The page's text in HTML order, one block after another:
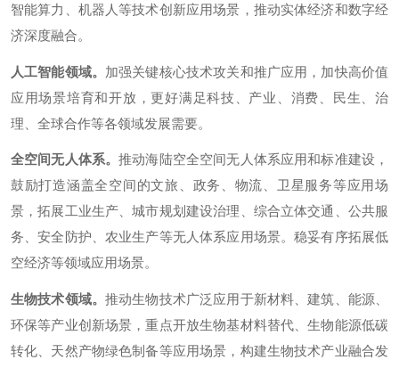
智能算力、机器人等技术创新应用场景，推动实体经济和数字经
济深度融合。
人工智能领域。 加强关键核心技术攻关和推广应用，加快高价值
应用场景培育和开放，更好满足科技、产业、消费、民生、治
理、全球合作等各领域发展需要。
全空间无人体系。推动海陆空全空间无人体系应用和标准建设，
鼓励打造涵盖全空间的文旅、政务、物流、卫星服务等应用场
景，拓展工业生产、城市规划建设治理、综合立体交通、公共服
务、安全防护、农业生产等无人体系应用场景。稳妥有序拓展低
空经济等领域应用场景。
生物技术领域。推动生物技术广泛应用于新材料、建筑、能源、
环保等产业创新场景，重点开放生物基材料替代、生物能源低碳
转化、天然产物绿色制备等应用场景，构建生物技术产业融合发